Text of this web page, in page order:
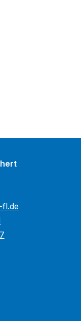
fl.de